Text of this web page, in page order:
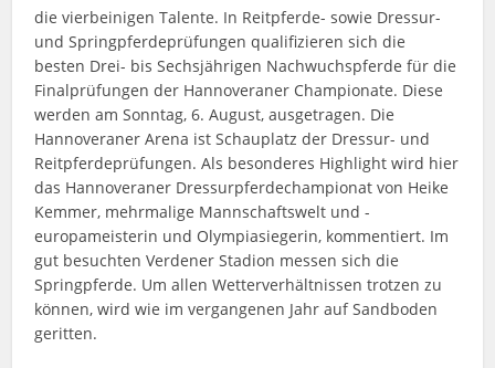
die vierbeinigen Talente. In Reitpferde- sowie Dressur-
und Springpferdeprüfungen qualifizieren sich die
besten Drei- bis Sechsjährigen Nachwuchspferde für die
Finalprüfungen der Hannoveraner Championate. Diese
werden am Sonntag, 6. August, ausgetragen. Die
Hannoveraner Arena ist Schauplatz der Dressur- und
Reitpferdeprüfungen. Als besonderes Highlight wird hier
das Hannoveraner Dressurpferdechampionat von Heike
Kemmer, mehrmalige Mannschaftswelt und -
europameisterin und Olympiasiegerin, kommentiert. Im
gut besuchten Verdener Stadion messen sich die
Springpferde. Um allen Wetterverhältnissen trotzen zu
können, wird wie im vergangenen Jahr auf Sandboden
geritten.